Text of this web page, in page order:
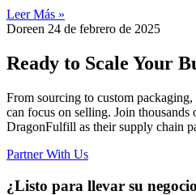
Leer Más »
Doreen 24 de febrero de 2025
Ready to Scale Your
From sourcing to custom
can focus on selling. Join thousands
DragonFulfill as their supply chain
Partner With Us
¿Listo para llevar su